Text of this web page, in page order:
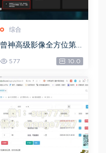
综合
曾神高级影像全方位第
四期，网盘下载(49.08
G)
577 10.0